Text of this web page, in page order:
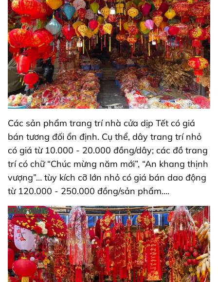
Các sản phẩm trang trí nhà cửa dịp Tết có giá
bán tương đối ổn định. Cụ thể, dây trang trí nhỏ
có giá từ 10.000 - 20.000 đồng/dây; các đồ trang
trí có chữ “Chúc mừng năm mới”, “An khang thịnh
vượng”… tùy kích cỡ lớn nhỏ có giá bán dao động
từ 120.000 - 250.000 đồng/sản phẩm....